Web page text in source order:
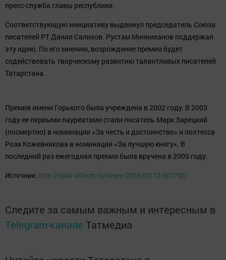
пресс-служба главы республики.
Соответствующую инициативу выдвинул председатель Союза
писателей РТ Данил Салихов. Рустам Минниханов поддержал
эту идею. По его мнению, возрождение премии будет
содействовать творческому развитию талантливых писателей
Татарстана.
Премия имени Горького была учреждена в 2002 году. В 2003
году ее первыми лауреатами стали писатель Марк Зарецкий
(посмертно) в номинации «За честь и достоинство» и поэтесса
Роза Кожевникова в номинации «За лучшую книгу». В
последний раз ежегодная премия была вручена в 2009 году.
Источник:http://tatar-inform.ru/news/2018/03/12/601793/
Следите за самым важным и интересным в
Telegram-канале Татмедиа